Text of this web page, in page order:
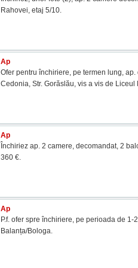
Rahovei, etaj 5/10.
Ap
Ofer pentru închiriere, pe termen lung,
Cedonia, Str. Gorăslău, vis a vis de
Ap
Închiriez ap. 2 camere, decomandat, 2
360 €.
Ap
P.f. ofer spre închiriere, pe perioada de
Balanța/Bologa.